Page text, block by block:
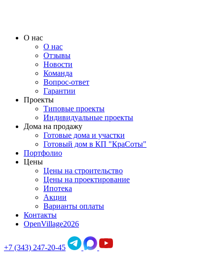
О нас
О нас
Отзывы
Новости
Команда
Вопрос-ответ
Гарантии
Проекты
Типовые проекты
Индивидуальные проекты
Дома на продажу
Готовые дома и участки
Готовый дом в КП "КраСоты"
Портфолио
Цены
Цены на строительство
Цены на проектирование
Ипотека
Акции
Варианты оплаты
Контакты
OpenVillage2026
+7 (343) 247-20-45